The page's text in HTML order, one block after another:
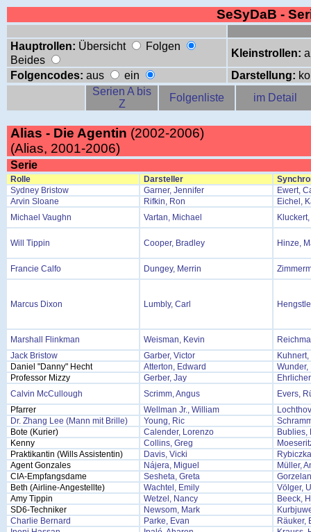
SeSyDaB -
Hauptrollen: Übersicht
Folgen
Beides
Kleinstrollen:
Folgencodes: aus ein Darstellung:
Serien A bis
Z
Folgenliste im Detail
Alias - Die Agentin (2002-2006)
(Alias, 2001-2006)
Serie
Rolle Darsteller
Sydney Bristow
Garner, Jennifer
Ewert,
Arvin Sloane
Rifkin, Ron
Eichel,
Michael Vaughn
Vartan, Michael
Will Tippin Cooper, Bradley Hinze,
Francie Calfo Dungey, Merrin
Marcus Dixon Lumbly, Carl
Marshall Flinkman Weisman, Kevin
Jack Bristow
Garber, Victor
Daniel "Danny" Hecht
Atterton, Edward
Wunder,
Professor Mizzy
Gerber, Jay
Calvin McCullough
Scrimm, Angus
Evers,
Pfarrer
Wellman Jr., William
Dr. Zhang Lee (Mann mit Brille)
Young, Ric
Bote (Kurier)
Calender, Lorenzo
Bublies,
Kenny
Collins, Greg
Praktikantin (Wills Assistentin)
Davis, Vicki
Agent Gonzales
Nájera, Miguel
Müller,
CIA-Empfangsdame
Sesheta, Greta
Beth (Airline-Angestellte)
Wachtel, Emily
Völger,
Amy Tippin
Wetzel, Nancy
Beeck,
SD6-Techniker
Newsom, Mark
Charlie Bernard
Parke, Evan
Räuker,